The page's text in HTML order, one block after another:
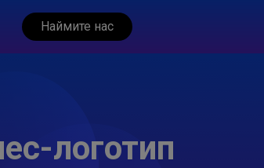
Наймите нас
логотип